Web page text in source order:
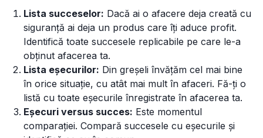
Lista succeselor: Dacă ai o afacere deja creată cu
siguranță ai deja un produs care îți aduce profit.
Identifică toate succesele replicabile pe care le-a
obținut afacerea ta.
Lista eșecurilor: Din greșeli învățăm cel mai bine
în orice situație, cu atât mai mult în afaceri. Fă-ți o
listă cu toate eșecurile înregistrate în afacerea ta.
Eșecuri versus succes: Este momentul
comparației. Compară succesele cu eșecurile și